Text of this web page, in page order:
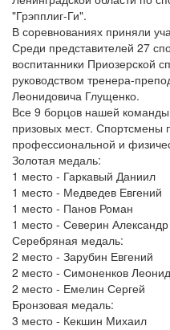
"Грэпплиг-Ги".
В соревнованиях приняли
Среди представителей 27
воспитанники Приозерской
руководством тренера-
Леонидовича Глущенко.
Все 9 борцов нашей
призовых мест. Спортсмены
профессиональной и
Золотая медаль:
1 место - Гаркавый Даниил
1 место - Медведев Евгений
1 место - Панов Роман
1 место - Северин Александр
Серебряная медаль:
2 место - Зарубин Евгений
2 место - Симоненков Леонид
2 место - Емелин Сергей
Бронзовая медаль:
3 место - Кекшин Михаил